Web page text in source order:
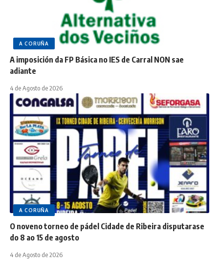
A CORUÑA
A imposición da FP Básica no IES de Carral NON sae
adiante
4 de Agosto de 2026
A CORUÑA
O noveno torneo de pádel Cidade de Ribeira disputarase
do 8 ao 15 de agosto
4 de Agosto de 2026